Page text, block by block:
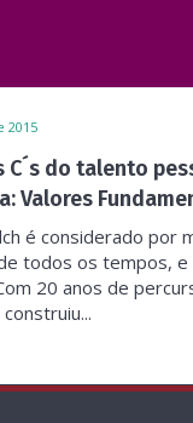
2015
C´s do talento
Valores
é considerado por
todos os tempos, e
20 anos de